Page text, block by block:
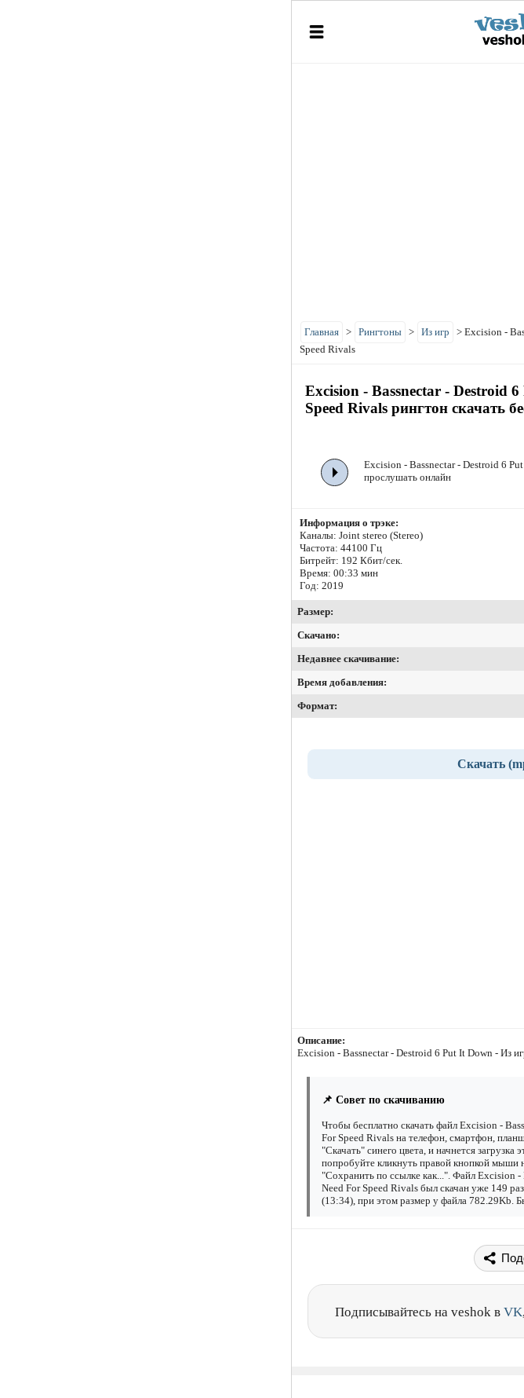
Главная > Рингтоны > Из игр > Excision -
Speed Rivals
Excision - Bassnectar - Destroid
Speed Rivals рингтон скачать
Excision - Bassnectar - Destroid 6
прослушать онлайн
Информация о трэке:
Каналы: Joint stereo (Stereo)
Частота: 44100 Гц
Битрейт: 192 Кбит/сек.
Время: 00:33 мин
Год: 2019
Размер:
Скачано:
Недавнее скачивание:
Время добавления:
Формат:
Скачать
Описание:
Excision - Bassnectar - Destroid 6 Put It Down - Из
📌 Совет по скачиванию
Чтобы бесплатно скачать файл Excision -
For Speed Rivals на телефон, смартфон,
"Скачать" синего цвета, и начнется
попробуйте кликнуть правой кнопкой мыши
"Сохранить по ссылке как...". Файл Excision
Need For Speed Rivals был скачан уже 149
(13:34), при этом размер у файла 782.29Kb.
Подписывайтесь на veshok в VK